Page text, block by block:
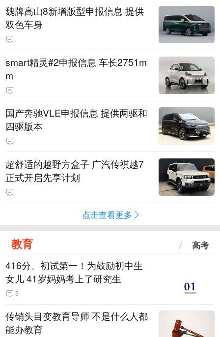
魏牌高山8新增版型申报信息 提供
双色车身
smart精灵#2申报信息 车长2751m
m
国产奔驰VLE申报信息 提供两驱和
四驱版本
超舒适的越野方盒子 广汽传祺越7
正式开启先享计划
点击查看更多
教育 高考
416分、初试第一！为鼓励初中生
女儿 41岁妈妈考上了研究生
3
传销头目变教育导师 不是什么人都
能办教育